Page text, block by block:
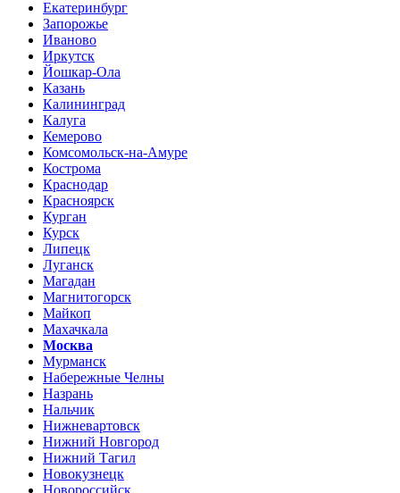
Екатеринбург
Запорожье
Иваново
Иркутск
Йошкар-Ола
Казань
Калининград
Калуга
Кемерово
Комсомольск-на-Амуре
Кострома
Краснодар
Красноярск
Курган
Курск
Липецк
Луганск
Магадан
Магнитогорск
Майкоп
Махачкала
Москва
Мурманск
Набережные Челны
Назрань
Нальчик
Нижневартовск
Нижний Новгород
Нижний Тагил
Новокузнецк
Новороссийск